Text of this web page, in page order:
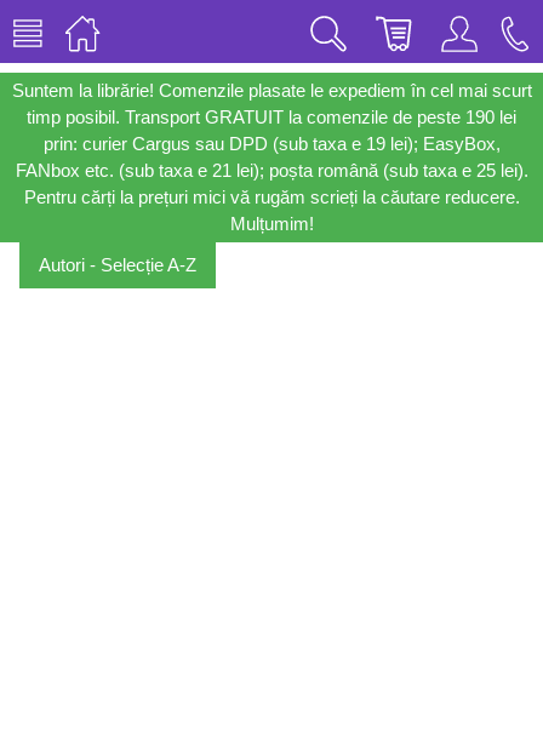
Suntem la librărie! Comenzile plasate le expediem în cel mai scurt
timp posibil. Transport GRATUIT la comenzile de peste 190 lei
prin: curier Cargus sau DPD (sub taxa e 19 lei); EasyBox,
FANbox etc. (sub taxa e 21 lei); poșta română (sub taxa e 25 lei).
Pentru cărți la prețuri mici vă rugăm scrieți la căutare reducere.
Mulțumim!
Autori - Selecție A-Z